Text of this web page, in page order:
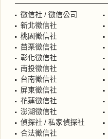
徵信社 / 徵信公司
新北徵信社
桃園徵信社
苗栗徵信社
彰化徵信社
南投徵信社
台南徵信社
屏東徵信社
花蓮徵信社
澎湖徵信社
偵探社 / 私家偵探社
合法徵信社